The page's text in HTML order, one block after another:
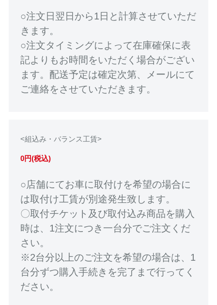
○注文日翌日から1日と計算させていただ
きます。
○注文タイミングによって在庫確保に表
記よりもお時間をいただく場合がござい
ます。配送予定は確定次第、メールにて
ご連絡をさせていただきます。
<組込み・バランス工賃>
0円(税込)
○店舗にてお車に取付けを希望の場合に
は取付け工賃が別途発生致します。
〇取付チケット及び取付込み商品を購入
時は、1注文につき一台分でご注文くだ
さい。
※2台分以上のご注文を希望の場合は、1
台分ずつ購入手続きを完了まで行ってく
ださい。